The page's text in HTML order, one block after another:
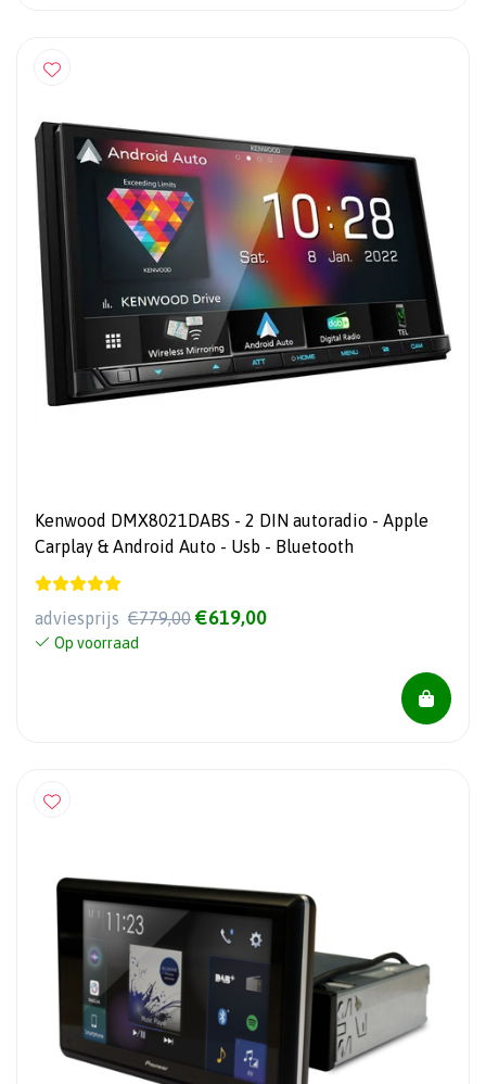
Kenwood DMX8021DABS - 2 DIN autoradio - Apple
Carplay & Android Auto - Usb - Bluetooth
adviesprijs €779,00 €619,00
Op voorraad